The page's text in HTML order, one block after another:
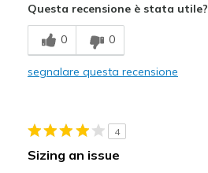
Comfortable
Stylish
Questa recensione è stata utile?
0 0
segnalare questa recensione
4
Sizing an issue